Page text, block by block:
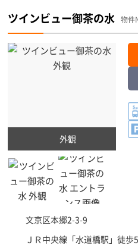
ツインビュー御茶の水 物件
外観
文京区本郷2-3-9
ＪＲ中央線「水道橋駅 」徒歩